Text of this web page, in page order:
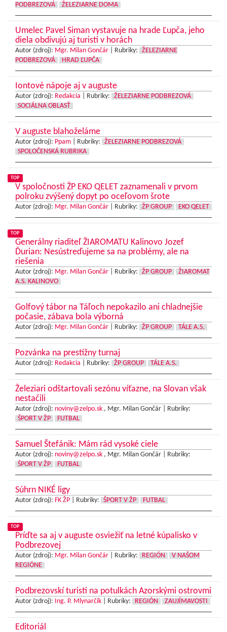
PODBREZOVÁ
ŽELEZIARNE DOMA
Umelec Pavel Siman vystavuje na hrade Ľupča, jeho
diela obdivujú aj turisti v horách
Autor (zdroj): Mgr. Milan Gončár Rubriky:
ŽELEZIARNE
PODBREZOVÁ
HRAD ĽUPČA
Iontové nápoje aj v auguste
Autor (zdroj): Redakcia Rubriky:
ŽELEZIARNE PODBREZOVÁ
SOCIÁLNA OBLASŤ
V auguste blahoželáme
Autor (zdroj): Ppam Rubriky:
ŽELEZIARNE PODBREZOVÁ
SPOLOČENSKÁ RUBRIKA
TOP
V spoločnosti ŽP EKO QELET zaznamenali v prvom
polroku zvýšený dopyt po oceľovom šrote
Autor (zdroj): Mgr. Milan Gončár Rubriky: ŽP GROUP EKO QELET
TOP
Generálny riaditeľ ŽIAROMATU Kalinovo Jozef
Ďurian: Nesústreďujeme sa na problémy, ale na
riešenia
Autor (zdroj): Mgr. Milan Gončár Rubriky: ŽP GROUP
ŽIAROMAT
A.S. KALINOVO
Golfový tábor na Táľoch nepokazilo ani chladnejšie
počasie, zábava bola výborná
Autor (zdroj): Mgr. Milan Gončár Rubriky: ŽP GROUP TÁLE A.S.
Pozvánka na prestížny turnaj
Autor (zdroj): Redakcia Rubriky: ŽP GROUP TÁLE A.S.
Železiari odštartovali sezónu víťazne, na Slovan však
nestačili
Autor (zdroj): noviny@zelpo.sk , Mgr. Milan Gončár |
Rubriky:
ŠPORT V ŽP
FUTBAL
Samuel Štefánik: Mám rád vysoké ciele
Autor (zdroj): noviny@zelpo.sk , Mgr. Milan Gončár |
Rubriky:
ŠPORT V ŽP
FUTBAL
Súhrn NIKÉ ligy
Autor (zdroj): FK ŽP Rubriky: ŠPORT V ŽP FUTBAL
TOP
Príďte sa aj v auguste osviežiť na letné kúpalisko v
Podbrezovej
Autor (zdroj): Mgr. Milan Gončár Rubriky: REGIÓN
V NAŠOM
REGIÓNE
Podbrezovskí turisti na potulkách Azorskými ostrovmi
Autor (zdroj): Ing. P. Mlynarčík Rubriky: REGIÓN ZAUJÍMAVOSTI
Editoriál